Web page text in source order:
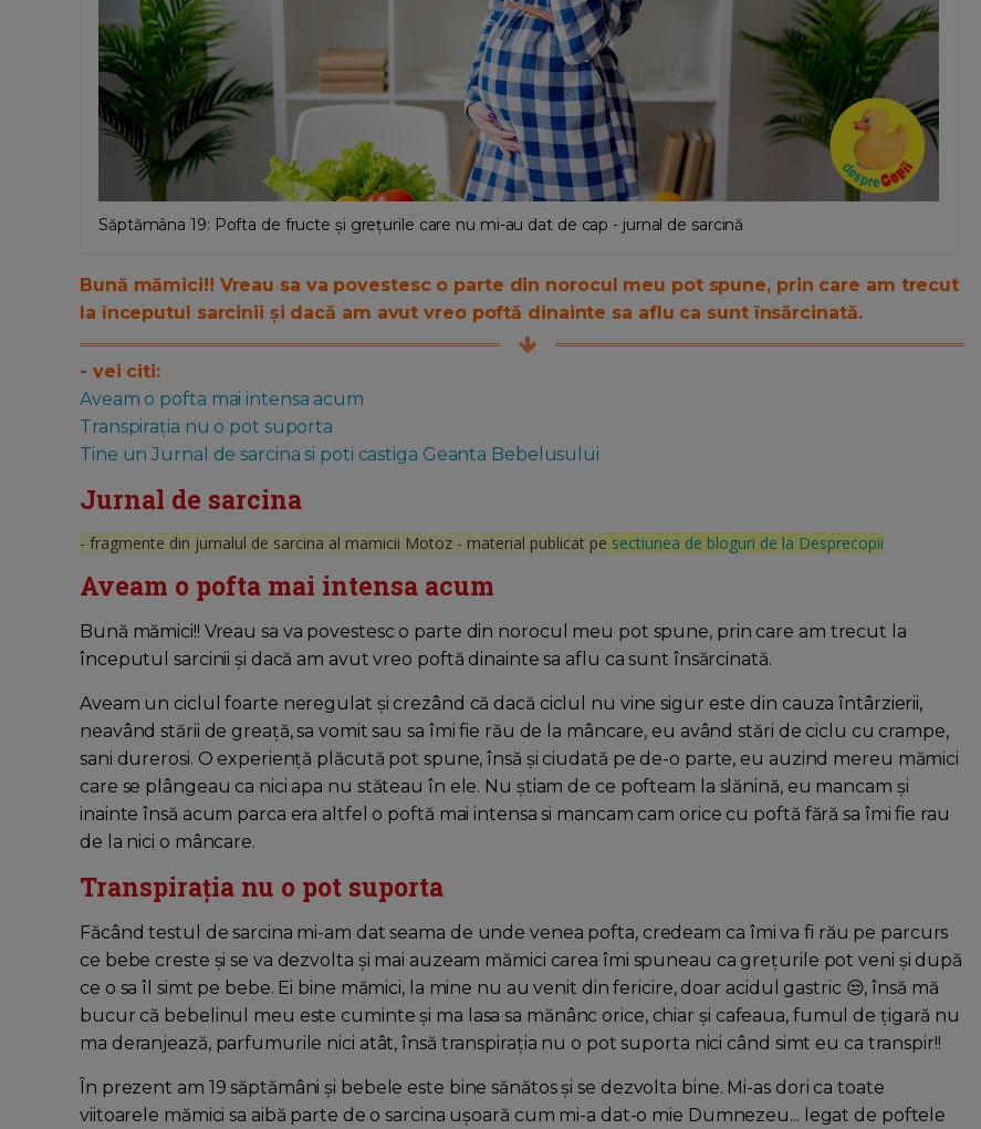
Săptămâna 19: Pofta de fructe și grețurile care nu mi-au dat de cap - jurnal de sarcină
Bună mămici!! Vreau sa va povestesc o parte din norocul meu pot spune, prin care am trecut
la începutul sarcinii și dacă am avut vreo poftă dinainte sa aflu ca sunt însărcinată.
- vei citi:
Aveam o pofta mai intensa acum
Transpirația nu o pot suporta
Tine un Jurnal de sarcina si poti castiga Geanta Bebelusului
Jurnal de sarcina
- fragmente din jurnalul de sarcina al mamicii Motoz - material publicat pe sectiunea de bloguri de la Desprecopii
Aveam o pofta mai intensa acum
Bună mămici!! Vreau sa va povestesc o parte din norocul meu pot spune, prin care am trecut la
începutul sarcinii și dacă am avut vreo poftă dinainte sa aflu ca sunt însărcinată.
Aveam un ciclul foarte neregulat și crezând că dacă ciclul nu vine sigur este din cauza întârzierii,
neavând stării de greață, sa vomit sau sa îmi fie rău de la mâncare, eu având stări de ciclu cu crampe,
sani durerosi. O experiență plăcută pot spune, însă și ciudată pe de-o parte, eu auzind mereu mămici
care se plângeau ca nici apa nu stăteau în ele. Nu știam de ce pofteam la slănină, eu mancam și
inainte însă acum parca era altfel o poftă mai intensa si mancam cam orice cu poftă fără sa îmi fie rau
de la nici o mâncare.
Transpirația nu o pot suporta
Făcând testul de sarcina mi-am dat seama de unde venea pofta, credeam ca îmi va fi rău pe parcurs
ce bebe creste și se va dezvolta și mai auzeam mămici carea îmi spuneau ca grețurile pot veni și după
ce o sa îl simt pe bebe. Ei bine mămici, la mine nu au venit din fericire, doar acidul gastric 😒, însă mă
bucur că bebelinul meu este cuminte și ma lasa sa mănânc orice, chiar și cafeaua, fumul de țigară nu
ma deranjează, parfumurile nici atât, însă transpirația nu o pot suporta nici când simt eu ca transpir!!
În prezent am 19 săptămâni și bebele este bine sănătos și se dezvolta bine. Mi-as dori ca toate
viitoarele mămici sa aibă parte de o sarcina ușoară cum mi-a dat-o mie Dumnezeu... legat de poftele